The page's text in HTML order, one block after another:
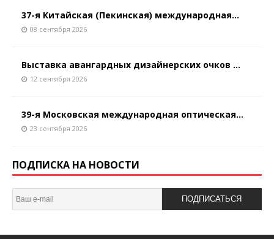
37-я Китайская (Пекинская) международная...
08 сентября 2026
Выставка авангардных дизайнерских очков ...
12 сентября 2026
39-я Московская международная оптическая...
23 сентября 2026
ПОДПИСКА НА НОВОСТИ
ПОДПИСАТЬСЯ